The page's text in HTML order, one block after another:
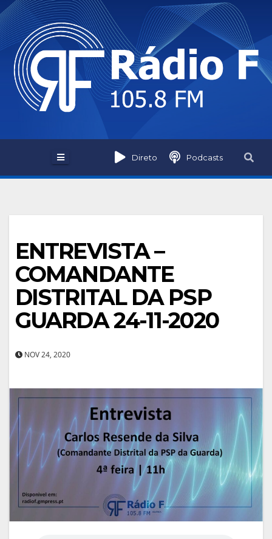
Skip
to
content
Direto Podcasts
ENTREVISTA –
COMANDANTE
DISTRITAL DA PSP
GUARDA 24-11-2020
NOV 24, 2020